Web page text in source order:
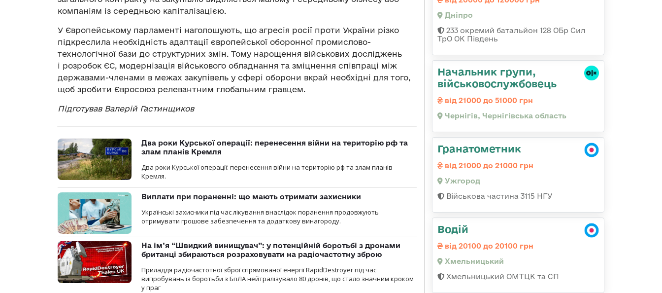
компаніям із середньою капіталізацією.
У Європейському парламенті наголошують, що агресія росії проти України різко
підкреслила необхідність адаптації європейської оборонної промислово-
технологічної бази до структурних змін. Тому нарощення військових досліджень
і розробок ЄС, модернізація військового обладнання та зміцнення співпраці між
державами-членами в межах закупівель у сфері оборони вкрай необхідні для того,
щоб зробити Євросоюз релевантним глобальним гравцем.
Підготував Валерій Гастинщиков
Два роки Курської операції: перенесення війни на територію рф та
злам планів Кремля
Два роки Курської операції: перенесення війни на територію рф та злам планів
Кремля.
Виплати при пораненні: що мають отримати захисники
Українські захисники під час лікування внаслідок поранення продовжують
отримувати грошове забезпечення та додаткову винагороду.
На ім’я “Швидкий винищувач”: у потенційній боротьбі з дронами
британці збираються розраховувати на радіочастотну зброю
Приладдя радіочастотної зброї спрямованої енергії RapidDestroyer під час
випробувань із боротьби з БпЛА нейтралізувало 80 дронів, що стало значним кроком
у праг
Дніпро
233 окремий батальйон 128 ОБр Сил
ТрО ОК Південь
Начальник групи,
військовослужбовець
від 21000 до 51000 грн
Чернігів, Чернігівська область
Гранатометник
від 21000 до 21000 грн
Ужгород
Військова частина 3115 НГУ
Водій
від 20100 до 20100 грн
Хмельницький
Хмельницький ОМТЦК та СП